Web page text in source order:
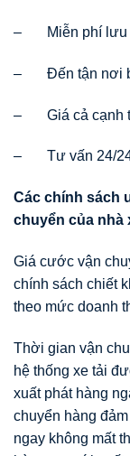
– Miễn phí lưu
– Đến tận nơi
– Giá cả cạnh
– Tư vấn 24/
Các chính sách
chuyển của nhà
Giá cước vận
chính sách chiết
theo mức doanh
Thời gian vận
hệ thống xe tải
xuất phát hàng
chuyển hàng
ngay không mất